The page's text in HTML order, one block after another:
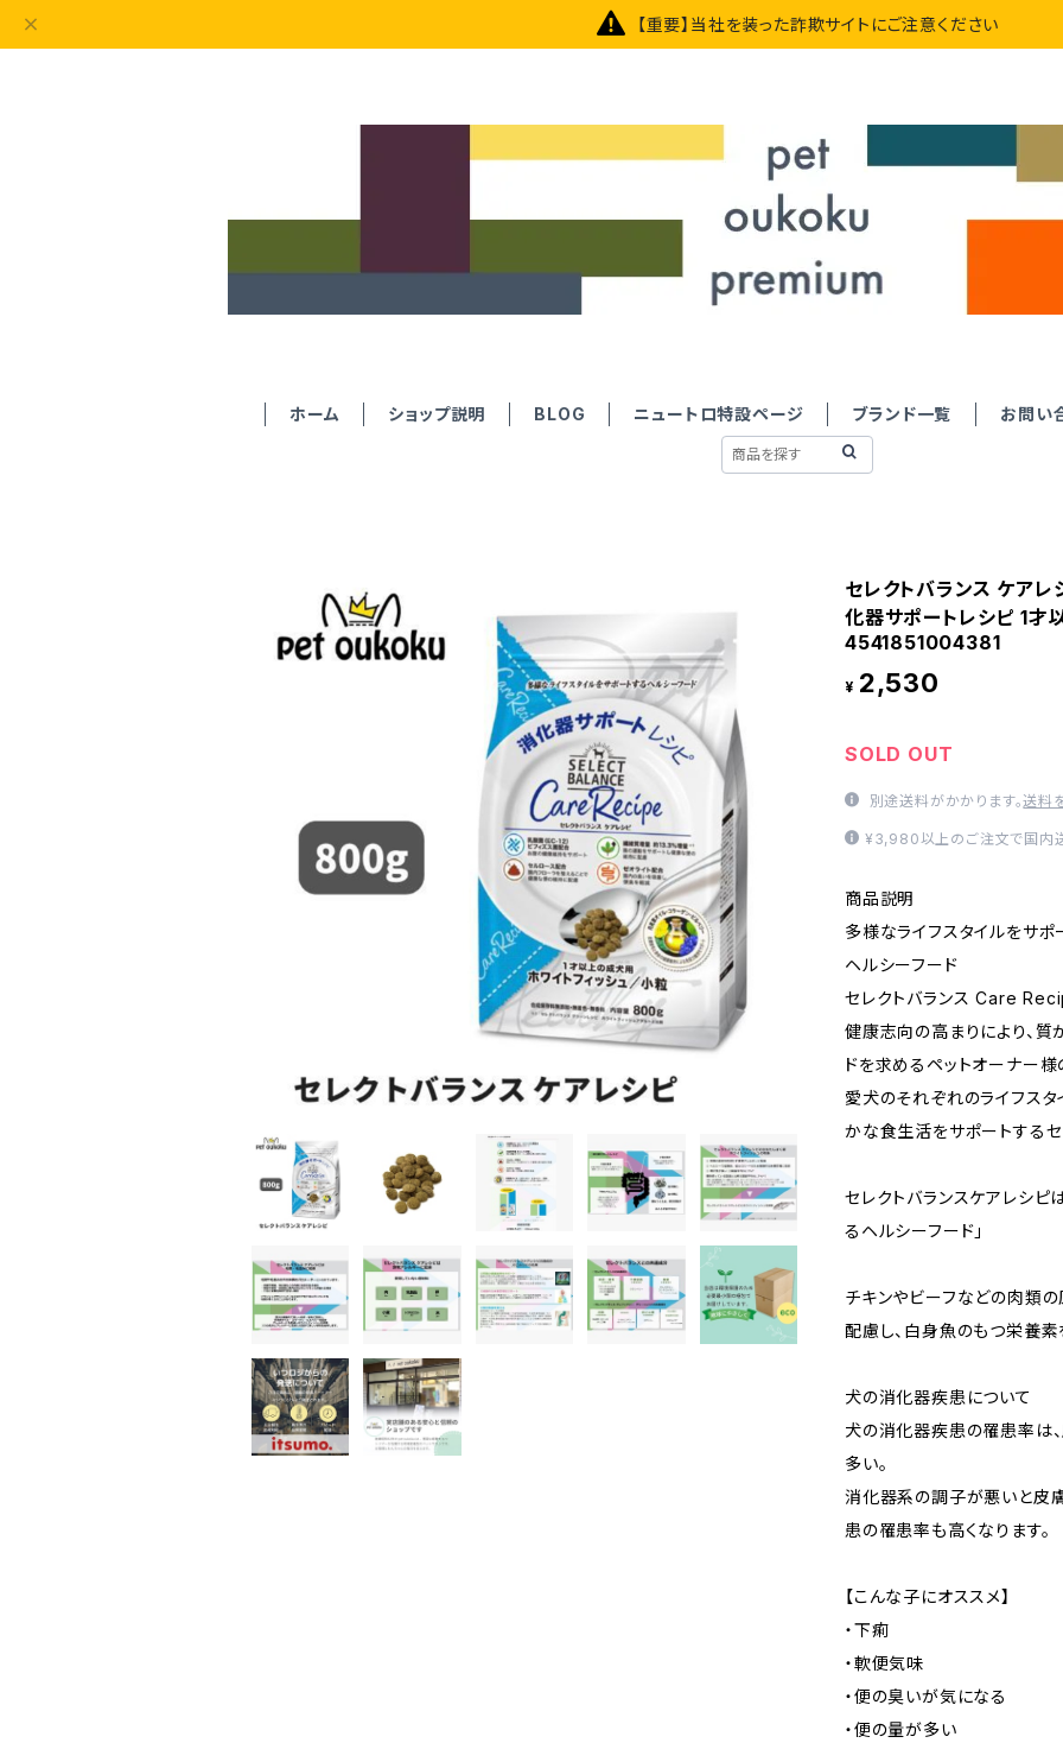
【重要】当社を装った詐欺サイトにご注意ください
ホーム ショップ説明 BLOG ニュートロ特設ページ ブランド一覧 お問い
セレクトバランス ケアレ
化器サポートレシピ 1
4541851004381
¥ 2,530
SOLD OUT
別途送料がかかります。送料
¥3,980以上のご注文で国内
商品説明
多様なライフスタイルをサポ
ヘルシーフード
セレクトバランス Care
健康志向の高まりにより、
ドを求めるペットオーナー
愛犬のそれぞれのライフス
かな食生活をサポートするセ
セレクトバランスケアレシピ
るヘルシーフード」
チキンやビーフなどの肉類
配慮し、白身魚のもつ栄養素
犬の消化器疾患について
犬の消化器疾患の罹患率は
多い。
消化器系の調子が悪いと皮
患の罹患率も高くなります。
【こんな子にオススメ】
・下痢
・軟便気味
・便の臭いが気になる
・便の量が多い